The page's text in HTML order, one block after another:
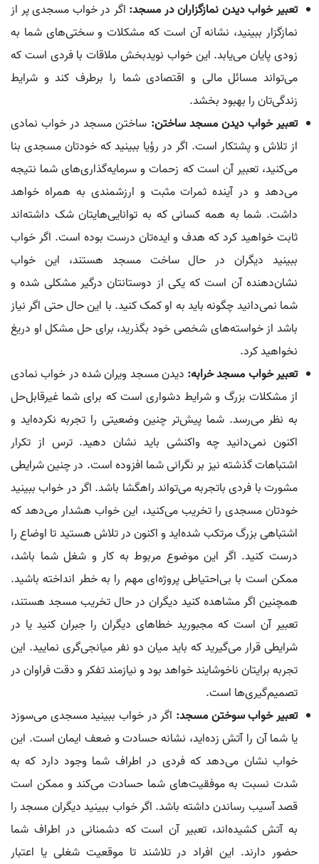
تعبیر خواب دیدن نمازگزاران در مسجد: اگر در خواب مسجدی پر از
نمازگزار ببینید، نشانه آن است که مشکلات و سختی‌های شما به
زودی پایان می‌یابد. این خواب نویدبخش ملاقات با فردی است که
می‌تواند مسائل مالی و اقتصادی شما را برطرف کند و شرایط
زندگی‌تان را بهبود بخشد.
تعبیر خواب دیدن مسجد ساختن: ساختن مسجد در خواب نمادی
از تلاش و پشتکار است. اگر در رؤیا ببینید که خودتان مسجدی بنا
می‌کنید، تعبیر آن است که زحمات و سرمایه‌گذاری‌های شما نتیجه
می‌دهد و در آینده ثمرات مثبت و ارزشمندی به همراه خواهد
داشت. شما به همه کسانی که به توانایی‌هایتان شک داشته‌اند
ثابت خواهید کرد که هدف و ایده‌تان درست بوده است. اگر خواب
ببینید دیگران در حال ساخت مسجد هستند، این خواب
نشان‌دهنده آن است که یکی از دوستانتان درگیر مشکلی شده و
شما نمی‌دانید چگونه باید به او کمک کنید. با این حال حتی اگر نیاز
باشد از خواسته‌های شخصی خود بگذرید، برای حل مشکل او دریغ
نخواهید کرد.
تعبیر خواب مسجد خرابه: دیدن مسجد ویران شده در خواب نمادی
از مشکلات بزرگ و شرایط دشواری است که برای شما غیرقابل‌حل
به نظر می‌رسد. شما پیش‌تر چنین وضعیتی را تجربه نکرده‌اید و
اکنون نمی‌دانید چه واکنشی باید نشان دهید. ترس از تکرار
اشتباهات گذشته نیز بر نگرانی شما افزوده است. در چنین شرایطی
مشورت با فردی باتجربه می‌تواند راهگشا باشد. اگر در خواب ببینید
خودتان مسجدی را تخریب می‌کنید، این خواب هشدار می‌دهد که
اشتباهی بزرگ مرتکب شده‌اید و اکنون در تلاش هستید تا اوضاع را
درست کنید. اگر این موضوع مربوط به کار و شغل شما باشد،
ممکن است با بی‌احتیاطی پروژه‌ای مهم را به خطر انداخته باشید.
همچنین اگر مشاهده کنید دیگران در حال تخریب مسجد هستند،
تعبیر آن است که مجبورید خطاهای دیگران را جبران کنید یا در
شرایطی قرار می‌گیرید که باید میان دو نفر میانجی‌گری نمایید. این
تجربه برایتان ناخوشایند خواهد بود و نیازمند تفکر و دقت فراوان در
تصمیم‌گیری‌ها است.
تعبیر خواب سوختن مسجد: اگر در خواب ببینید مسجدی می‌سوزد
یا شما آن را آتش زده‌اید، نشانه حسادت و ضعف ایمان است. این
خواب نشان می‌دهد که فردی در اطراف شما وجود دارد که به
شدت نسبت به موفقیت‌های شما حسادت می‌کند و ممکن است
قصد آسیب رساندن داشته باشد. اگر خواب ببینید دیگران مسجد را
به آتش کشیده‌اند، تعبیر آن است که دشمنانی در اطراف شما
حضور دارند. این افراد در تلاشند تا موقعیت شغلی یا اعتبار